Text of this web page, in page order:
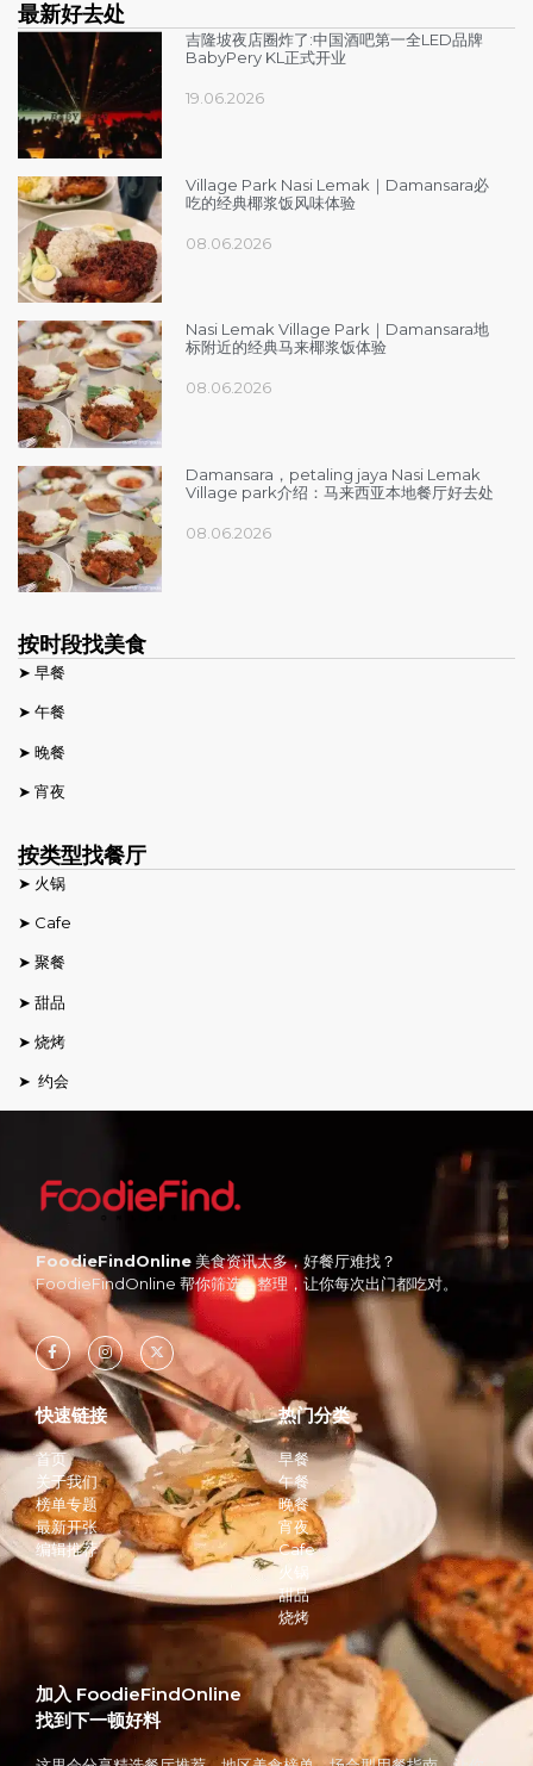
最新好去处
吉隆坡夜店圈炸了:中国酒吧第一全LED品牌
BabyPery KL正式开业
19.06.2026
Village Park Nasi Lemak｜Damansara必
吃的经典椰浆饭风味体验
08.06.2026
Nasi Lemak Village Park｜Damansara地
标附近的经典马来椰浆饭体验
08.06.2026
Damansara，petaling jaya Nasi Lemak
Village park介绍：马来西亚本地餐厅好去处
08.06.2026
按时段找美食
➤ 早餐
➤ 午餐
➤ 晚餐
➤ 宵夜
按类型找餐厅
➤ 火锅
➤ Cafe
➤ 聚餐
➤ 甜品
➤ 烧烤
➤ 约会
FoodieFindOnline美食资讯太多，好餐厅难找？
FoodieFindOnline 帮你筛选、整理，让你每次出门都吃对。
快速链接
首页
关于我们
榜单专题
最新开张
编辑推荐
热门分类
早餐
午餐
晚餐
宵夜
Cafe
火锅
甜品
烧烤
加入 FoodieFindOnline
找到下一顿好料